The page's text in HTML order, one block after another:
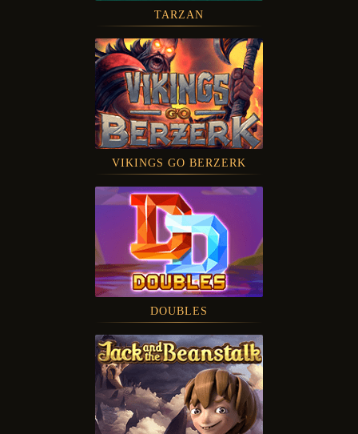
TARZAN
VIKINGS GO BERZERK
DOUBLES